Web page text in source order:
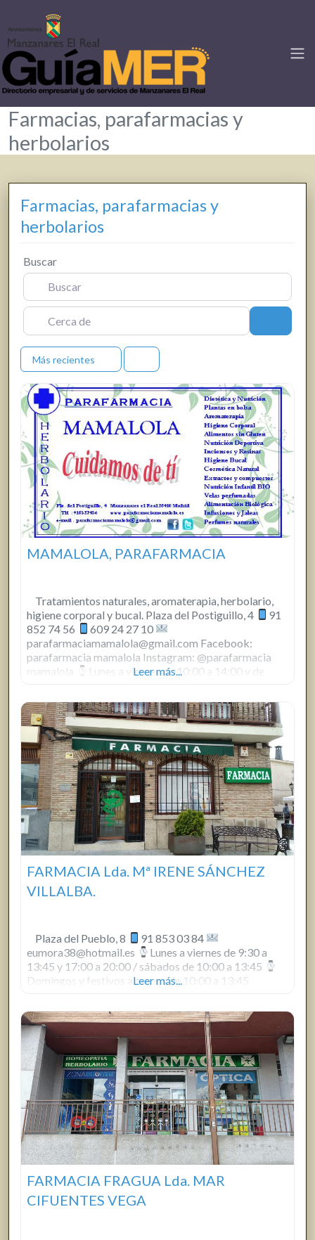
Farmacias, parafarmacias y
herbolarios
Farmacias, parafarmacias y
herbolarios
Buscar
Cerca de
Más recientes
MAMALOLA, PARAFARMACIA
Tratamientos naturales, aromaterapia, herbolario,
higiene corporal y bucal. Plaza del Postiguillo, 4
91
852 74 56
609 24 27 10
parafarmaciamamalola@gmail.com Facebook:
parafarmacia mamalola Instagram: @parafarmacia
mamalola
Lunes a viernes de 10:00 a 14:00 y de
Leer más...
FARMACIA Lda. Mª IRENE SÁNCHEZ
VILLALBA.
Plaza del Pueblo, 8
91 853 03 84
eumora38@hotmail.es
Lunes a viernes de 9:30 a
13:45 y 17:00 a 20:00 / sábados de 10:00 a 13:45
Domingos y festivos alternos de 10:00 a 13:45
Leer más...
FARMACIA FRAGUA Lda. MAR
CIFUENTES VEGA